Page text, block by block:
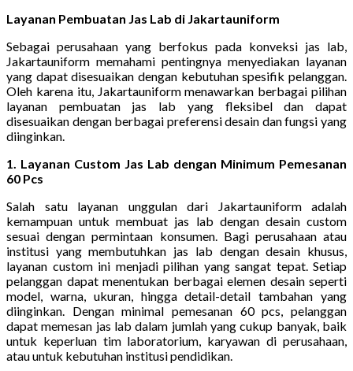
Layanan Pembuatan Jas Lab di Jakartauniform
Sebagai perusahaan yang berfokus pada konveksi jas lab,
Jakartauniform memahami pentingnya menyediakan layanan
yang dapat disesuaikan dengan kebutuhan spesifik pelanggan.
Oleh karena itu, Jakartauniform menawarkan berbagai pilihan
layanan pembuatan jas lab yang fleksibel dan dapat
disesuaikan dengan berbagai preferensi desain dan fungsi yang
diinginkan.
1. Layanan Custom Jas Lab dengan Minimum Pemesanan
60 Pcs
Salah satu layanan unggulan dari Jakartauniform adalah
kemampuan untuk membuat jas lab dengan desain custom
sesuai dengan permintaan konsumen. Bagi perusahaan atau
institusi yang membutuhkan jas lab dengan desain khusus,
layanan custom ini menjadi pilihan yang sangat tepat. Setiap
pelanggan dapat menentukan berbagai elemen desain seperti
model, warna, ukuran, hingga detail-detail tambahan yang
diinginkan. Dengan minimal pemesanan 60 pcs, pelanggan
dapat memesan jas lab dalam jumlah yang cukup banyak, baik
untuk keperluan tim laboratorium, karyawan di perusahaan,
atau untuk kebutuhan institusi pendidikan.